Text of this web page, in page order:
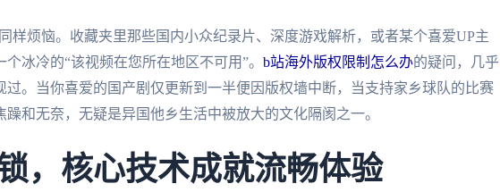
样烦恼。收藏夹里那些国内小众纪录片、深度游戏解析，或者某个喜爱UP主
冰冷的“该视频在您所在地区不可用”。 b站海外版权限制怎么办的疑问，几乎
过。当你喜爱的国产剧仅更新到一半便因版权墙中断，当支持家乡球队的比赛
和无奈，无疑是异国他乡生活中被放大的文化隔阂之一。
，核心技术成就流畅体验